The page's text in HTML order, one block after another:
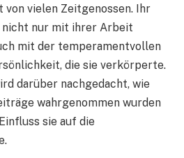
vielen Zeitgenossen. Ihr
nicht nur mit ihrer Arbeit
mit der temperamentvollen
die sie verkörperte.
darüber nachgedacht, wie
wahrgenommen wurden
sie auf die